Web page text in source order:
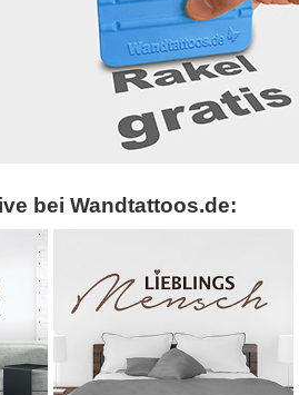
bei Wandtattoos.de: